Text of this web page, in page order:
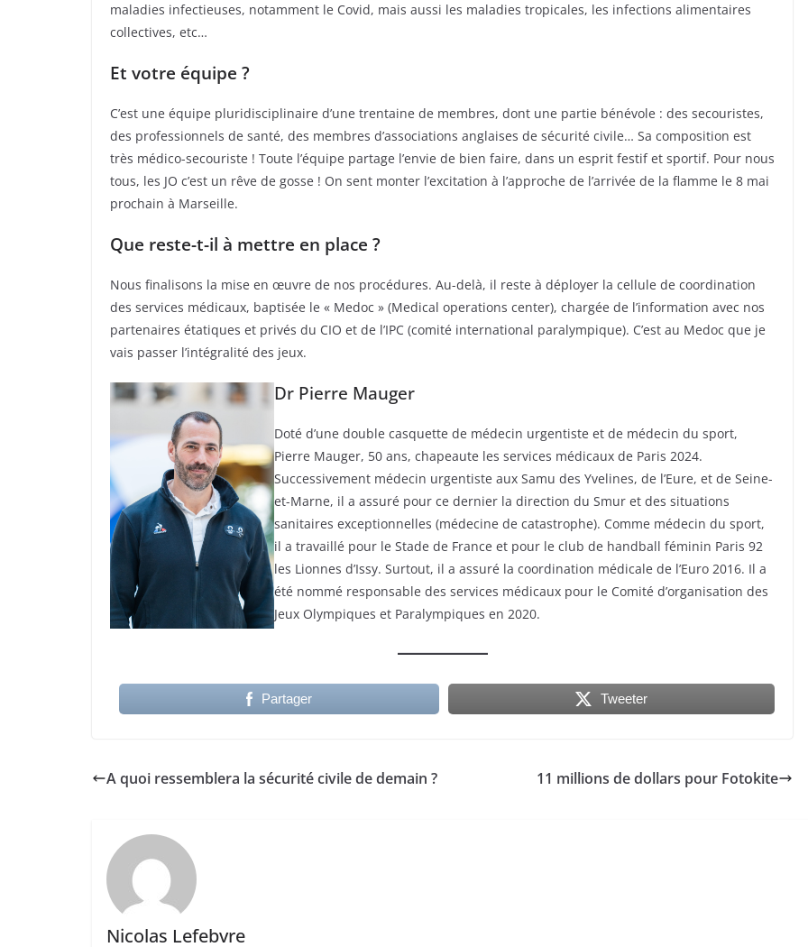
maladies infectieuses, notamment le Covid, mais aussi les maladies tropicales, les infections alimentaires
collectives, etc…
Et votre équipe ?
C’est une équipe pluridisciplinaire d’une trentaine de membres, dont une partie bénévole : des secouristes,
des professionnels de santé, des membres d’associations anglaises de sécurité civile… Sa composition est
très médico-secouriste ! Toute l’équipe partage l’envie de bien faire, dans un esprit festif et sportif. Pour nous
tous, les JO c’est un rêve de gosse ! On sent monter l’excitation à l’approche de l’arrivée de la flamme le 8 mai
prochain à Marseille.
Que reste-t-il à mettre en place ?
Nous finalisons la mise en œuvre de nos procédures. Au-delà, il reste à déployer la cellule de coordination
des services médicaux, baptisée le « Medoc » (Medical operations center), chargée de l’information avec nos
partenaires étatiques et privés du CIO et de l’IPC (comité international paralympique). C’est au Medoc que je
vais passer l’intégralité des jeux.
Dr Pierre Mauger
Doté d’une double casquette de médecin urgentiste et de médecin du sport,
Pierre Mauger, 50 ans, chapeaute les services médicaux de Paris 2024.
Successivement médecin urgentiste aux Samu des Yvelines, de l’Eure, et de Seine-
et-Marne, il a assuré pour ce dernier la direction du Smur et des situations
sanitaires exceptionnelles (médecine de catastrophe). Comme médecin du sport,
il a travaillé pour le Stade de France et pour le club de handball féminin Paris 92
les Lionnes d’Issy. Surtout, il a assuré la coordination médicale de l’Euro 2016. Il a
été nommé responsable des services médicaux pour le Comité d’organisation des
Jeux Olympiques et Paralympiques en 2020.
Partager Tweeter
A quoi ressemblera la sécurité civile de demain ? 11 millions de dollars pour Fotokite
Nicolas Lefebvre